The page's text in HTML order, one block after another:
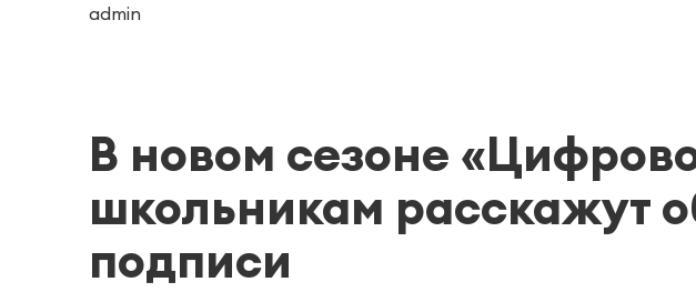
admin
В новом сезоне
школьникам расскажут
подписи